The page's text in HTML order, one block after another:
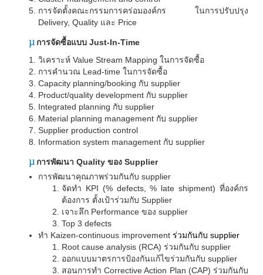
การจัดตั้งคณะกรรมการคร่อมองค์กร ในการปรับปรุง
Delivery, Quality และ Price
µ การจัดซื้อแบบ Just-In-Time
วิเคราะห์ Value Stream Mapping ในการจัดซื้อ
การคำนวณ Lead-time ในการจัดซื้อ
Capacity planning/booking กับ supplier
Product/quality development กับ supplier
Integrated planning กับ supplier
Material planning management กับ supplier
Supplier production control
Information system management กับ supplier
µ การพัฒนา Quality ของ Supplier
การพัฒนาคุณภาพร่วมกันกับ supplier
จัดทำ KPI (% defects, % late shipment)ที่องค์กร
ต้องการ ตั้งเป้าร่วมกับ Supplier
เจาะลึก Performance ของ supplier
Top 3 defects
ทำ Kaizen-continuous improvement ร่วมกันกับ supplier
Root cause analysis (RCA) ร่วมกันกับ supplier
ออกแบบมาตรการป้องกันแก้ไขร่วมกันกับ supplier
สอนการทำCorrective Action Plan (CAP) ร่วมกันกับ